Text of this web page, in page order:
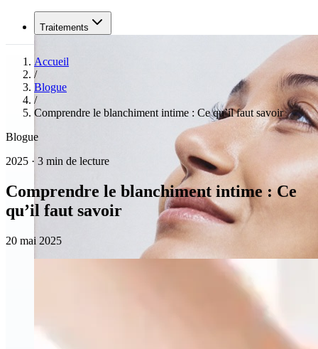
Traitements
Accueil
/
Blogue
/
Comprendre le blanchiment intime : Ce qu’il faut savoir
Blogue
2025 · 3 min de lecture
Comprendre le blanchiment intime : Ce
qu’il faut savoir
20 mai 2025